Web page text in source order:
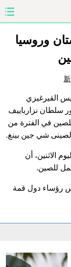
الصين
الأوسط
والصحة
الرياضة
للخارجية
وروسيا
الرئيس القيرغيزي
سلطان نزارباييف
في الفترة من
الاثنين، أن
للصين.
رؤساء دول قمة